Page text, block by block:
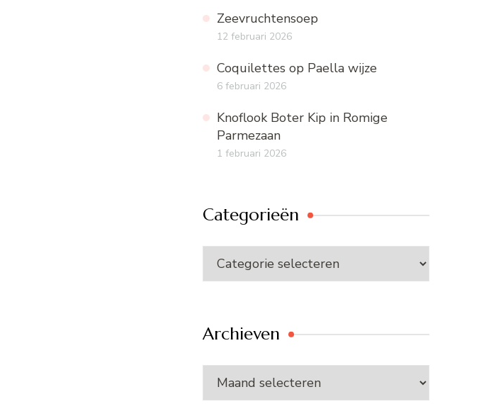
Zeevruchtensoep
12 februari 2026
Coquilettes op Paella wijze
6 februari 2026
Knoflook Boter Kip in Romige
Parmezaan
1 februari 2026
Categorieën
Categorieën
Archieven
Archieven